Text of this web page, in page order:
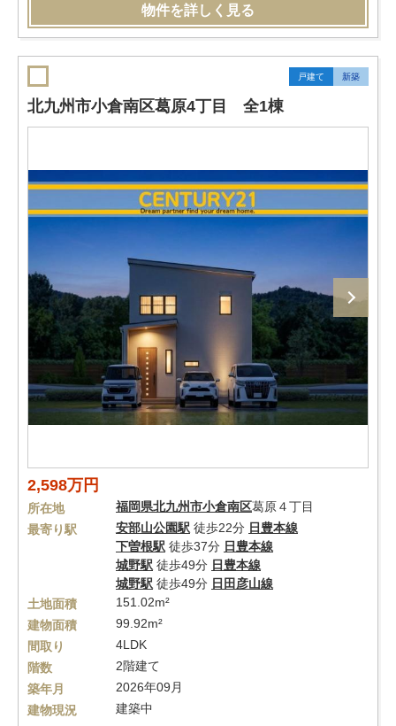
物件を詳しく見る
戸建て 新築
北九州市小倉南区葛原4丁目 全1棟
2,598万円
所在地 福岡県北九州市小倉南区葛原４丁目
最寄り駅
安部山公園駅 徒歩22分 日豊本線
下曽根駅 徒歩37分 日豊本線
城野駅 徒歩49分 日豊本線
城野駅 徒歩49分 日田彦山線
土地面積
151.02m²
建物面積
99.92m²
間取り
4LDK
階数
2階建て
築年月
2026年09月
建物現況
建築中